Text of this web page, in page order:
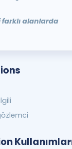
alanlarda